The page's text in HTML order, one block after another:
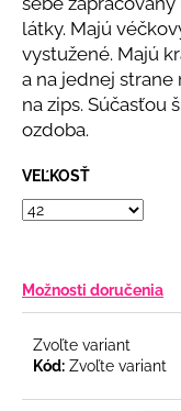
látky. Majú
vystužené. Majú
a na jednej strane
na zips. Súčasťou
ozdoba.
VEĽKOSŤ
Možnosti doručenia
Zvoľte variant
Kód: Zvoľte variant
KVETINOU
€108